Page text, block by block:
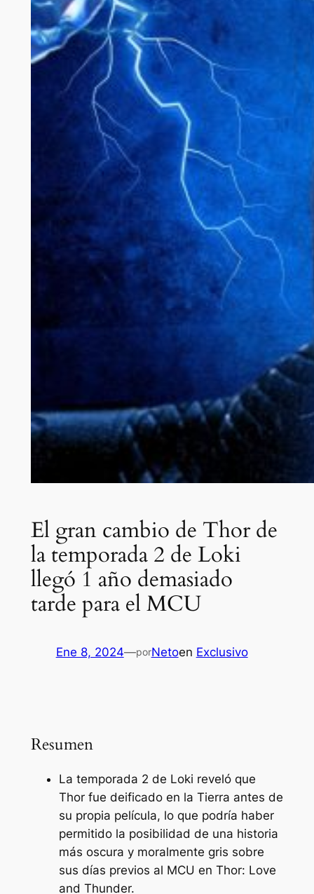
El gran cambio de Thor de
la temporada 2 de Loki
llegó 1 año demasiado
tarde para el MCU
Ene 8, 2024—porNetoen Exclusivo
Resumen
La temporada 2 de Loki reveló que
Thor fue deificado en la Tierra antes de
su propia película, lo que podría haber
permitido la posibilidad de una historia
más oscura y moralmente gris sobre
sus días previos al MCU en Thor: Love
and Thunder.